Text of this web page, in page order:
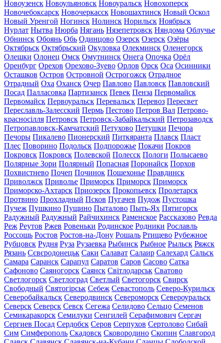
Новоузенск Новоульяновск Новоуральск Новохоперск
Новочебоксарск Новочеркасск Новошахтинск Новый Оскол
Новый Уренгой Ногинск Нолинск Норильск Ноябрьск
Нурлат Нытва Нюрба Нягань Нязепетровск Няндома Облучье
Обнинск Обоянь Обь Одинцово Озерск Озерск Озёры
Октябрьск Октябрьский Окуловка Олекминск Оленегорск
Олешки Олонец Омск Омутнинск Онега Опочка Орёл
Оренбург Орехов Орехово-Зуево Орлов Орск Оса Осинники
Осташков Остров Островной Острогожск Отрадное
Отрадный Оха Оханск Очер Павлово Павловск Павловский
Посад Палласовка Партизанск Певек Пенза Первомайск
Первомайск Первоуральск Перевальск Перевоз Пересвет
Переславль-Залесский Пермь Пестово Петров Вал Петрово-
красносілля Петровск Петровск-Забайкальский Петрозаводск
Петропавловск-Камчатский Петухово Петушки Печора
Печоры Пикалево Пионерский Питкяранта Плавск Пласт
Плес Поворино Подольск Подпорожье Покачи Покров
Покровск Покровск Полевской Полесск Пологи Полысаево
Полярные Зори Полярный Попасная Поронайск Порхов
Похвистнево Почеп Починок Пошехонье Правдинск
Приволжск Приволье Приморск Приморск Приморск
Приморско-Ахтарск Приозерск Прокопьевск Пролетарск
Протвино Прохладный Псков Пугачев Пудож Пустошка
Пучеж Пушкино Пущино Пыталово Пыть-Ях Пятигорск
Радужный Радужный Райчихинск Раменское Рассказово Ревда
Реж Реутов Ржев Ровеньки Родинское Родники Рославль
Россошь Ростов Ростов-на-Дону Рошаль Ртищево Рубежное
Рубцовск Рудня Руза Рузаевка Рыбинск Рыбное Рыльск Ряжск
Рязань Сєвєродонецьк Саки Салават Салаир Салехард Сальск
Самара Саранск Сарапул Саратов Саров Сасово Сатка
Сафоново Саяногорск Саянск Світлодарськ Сватово
Светлогорск Светлоград Светлый Светогорск Свирск
Свободный Святогірськ Себеж Севастополь Северо-Курильск
Северобайкальск Северодвинск Североморск Североуральск
Северск Северск Севск Сегежа Селидово Сельцо Семенов
Семикаракорск Семилуки Сенгилей Серафимович Сергач
Сергиев Посад Сердобск Серов Серпухов Сертолово Сибай
Сим Симферополь Скадовск Сковородино Скопин Славгород